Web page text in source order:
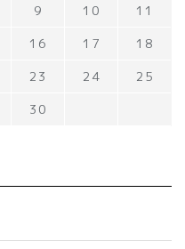
9 10
11
16 17
18
23 24
25
30